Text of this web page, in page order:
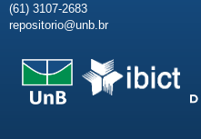
(61) 3107-2683
repositorio@unb.br